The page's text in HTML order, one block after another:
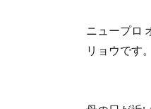
ニュープロ
リョウです。